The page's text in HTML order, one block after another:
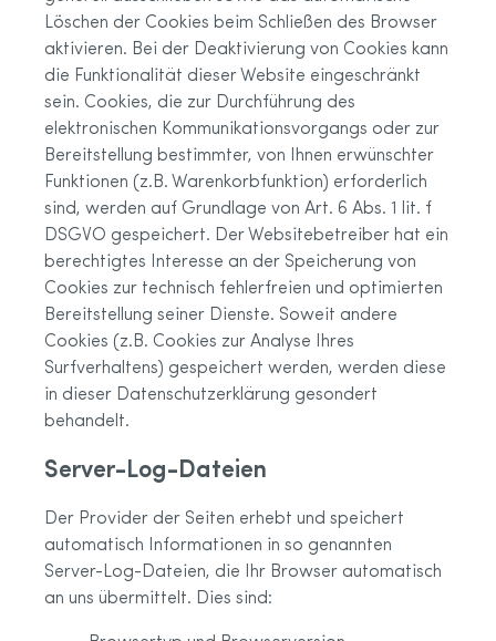
Löschen der Cookies beim Schließen des Browser
aktivieren. Bei der Deaktivierung von Cookies kann
die Funktionalität dieser Website eingeschränkt
sein. Cookies, die zur Durchführung des
elektronischen Kommunikationsvorgangs oder zur
Bereitstellung bestimmter, von Ihnen erwünschter
Funktionen (z.B. Warenkorbfunktion) erforderlich
sind, werden auf Grundlage von Art. 6 Abs. 1 lit. f
DSGVO gespeichert. Der Websitebetreiber hat ein
berechtigtes Interesse an der Speicherung von
Cookies zur technisch fehlerfreien und optimierten
Bereitstellung seiner Dienste. Soweit andere
Cookies (z.B. Cookies zur Analyse Ihres
Surfverhaltens) gespeichert werden, werden diese
in dieser Datenschutzerklärung gesondert
behandelt.
Server-Log-Dateien
Der Provider der Seiten erhebt und speichert
automatisch Informationen in so genannten
Server-Log-Dateien, die Ihr Browser automatisch
an uns übermittelt. Dies sind: